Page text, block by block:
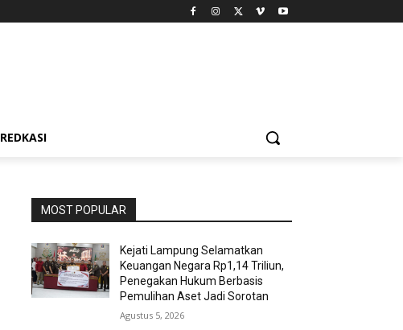
REDKASI
MOST POPULAR
Kejati Lampung Selamatkan
Keuangan Negara Rp1,14 Triliun,
Penegakan Hukum Berbasis
Pemulihan Aset Jadi Sorotan
Agustus 5, 2026